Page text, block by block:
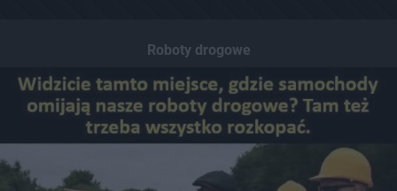
Roboty drogowe